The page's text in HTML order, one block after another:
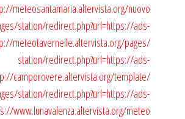
meteosantamaria.altervista.org/nuovo
station/redirect.php?url=https://ads-
meteotavernelle.altervista.org/pages/
station/redirect.php?url=https://ads-
camporovere.altervista.org/template/
station/redirect.php?url=https://ads-
www.lunavalenza.altervista.org/meteo